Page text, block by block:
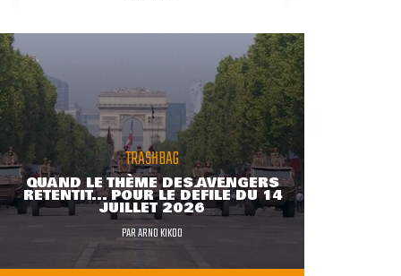
TRASHBAG
QUAND LE THÈME DES AVENGERS
RETENTIT... POUR LE DÉFILÉ DU 14
JUILLET 2026
PARARNO KIKOO